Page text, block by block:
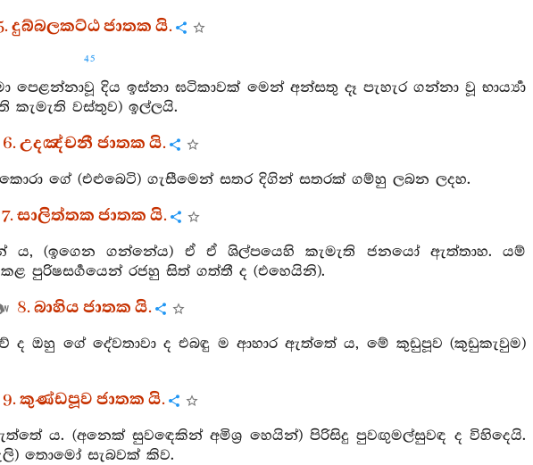
දුබ්බලකට්ඨ ජාතක යි.
45
පෙළන්නාවූ දිය ඉස්නා ඝටිකාවක් මෙන් අන්සතු දෑ පැහැර ගන්නා වූ භාර්‍ය්‍යා
කැමැති වස්තුව) ඉල්ලයි.
6. උදඤ්චනී ජාතක යි.
ගේ (එළුබෙටි) ගැසීමෙන් සතර දිගින් සතරක් ගම්හු ලබන ලදහ.
7. සාලිත්තක ජාතක යි.
ය, (ඉගෙන ගන්නේය) ඒ ඒ ශිල්පයෙහි කැමැති ජනයෝ ඇත්තාහ. යම්
පුරිෂසර්‍ගයෙන් රජහු සිත් ගත්තී ද (එහෙයිනි).
8. බාහිය ජාතක යි.
ද ඔහු ගේ දේවතාවා ද එබඳු ම ආහාර ඇත්තේ ය, මේ කුඩුපූව (කුඩුකැවුම)
9. කුණ්ඩපූව ජාතක යි.
ය. (අනෙක් සුවඳෙකින් අමිශ්‍ර හෙයින්) පිරිසිදු පුවඟුමල්සුවඳ ද විහිදෙයි.
තොමෝ සැබවක් කිව.